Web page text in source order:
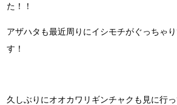
た！！
アザハタも最近周りにイシモチがぐっちゃ
す！
久しぶりにオオカワリギンチャクも見に行